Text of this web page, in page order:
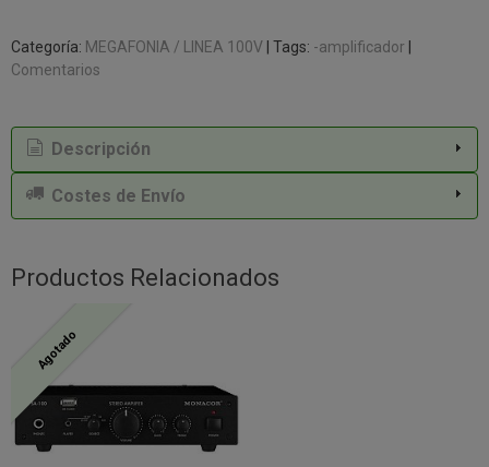
Categoría: MEGAFONIA / LINEA 100V | Tags: -amplificador |
Comentarios
Descripción
Costes de Envío
Productos Relacionados
Agotado